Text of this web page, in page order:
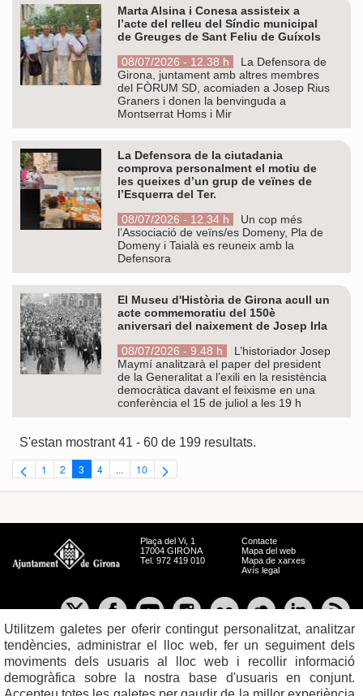
Marta Alsina i Conesa assisteix a
l’acte del relleu del Síndic municipal
de Greuges de Sant Feliu de Guíxols
08/07/2026 - 12.38 h
La Defensora de
Girona, juntament amb altres membres
del FÒRUM SD, acomiaden a Josep Rius
Graners i donen la benvinguda a
Montserrat Homs i Mir
La Defensora de la ciutadania
comprova personalment el motiu de
les queixes d’un grup de veïnes de
l’Esquerra del Ter.
08/07/2026 - 12.34 h
Un cop més
l’Associació de veïns/es Domeny, Pla de
Domeny i Taialà es reuneix amb la
Defensora
El Museu d'Història de Girona acull un
acte commemoratiu del 150è
aniversari del naixement de Josep Irla
08/07/2026 - 9.48 h
L’historiador Josep
Maymí analitzarà el paper del president
de la Generalitat a l’exili en la resistència
democràtica davant el feixisme en una
conferència el 15 de juliol a les 19 h
S'estan mostrant 41 - 60 de 199 resultats.
Pàgina
1 Pàgina
2 Pàgina
3 Pàgina
4 ...Pàgines intermèdies Utilitzeu TAB per navegar.
Pàgina
10
Plaça del Vi, 1
17004 GIRONA
Tel. 972 419 010
Contacte
Mapa del web
Mapa de xarxes
Avís legal
Utilitzem galetes per oferir contingut personalitzat, analitzar
tendències, administrar el lloc web, fer un seguiment dels
moviments dels usuaris al lloc web i recollir informació
demogràfica sobre la nostra base d'usuaris en conjunt.